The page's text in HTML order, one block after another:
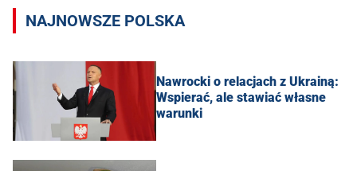
NAJNOWSZE POLSKA
Nawrocki o relacjach z Ukrainą:
Wspierać, ale stawiać własne
warunki